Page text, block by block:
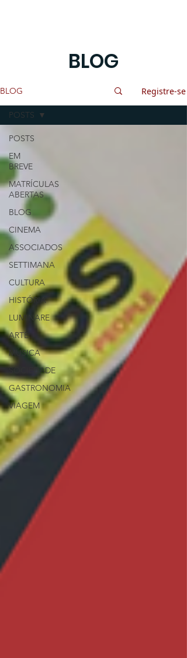
BLOG
BLOG Registre-se
POSTS
EM
BREVE
MATRÍCULAS
ABERTAS
BLOG
CINEMA
ASSOCIADOS
SETTIMANA
CULTURA
HISTÓRIA
LUMINARE
ARTE
MÚSICA
SOCIEDADE
GASTRONOMIA
VIAGEM
POSTS